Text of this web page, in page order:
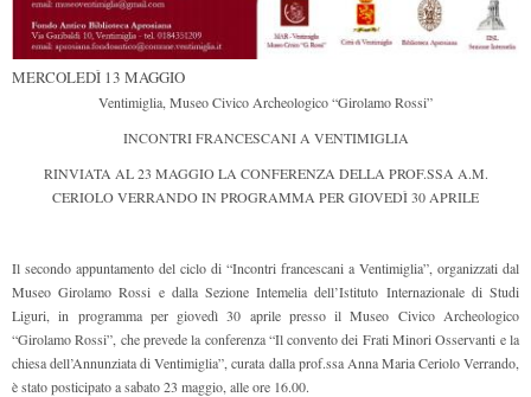
MERCOLEDÌ 13 MAGGIO
Ventimiglia, Museo Civico Archeologico “Girolamo Rossi”
INCONTRI FRANCESCANI A VENTIMIGLIA
RINVIATA AL 23 MAGGIO LA CONFERENZA DELLA PROF.SSA A.M.
CERIOLO VERRANDO IN PROGRAMMA PER GIOVEDÌ 30 APRILE
Il secondo appuntamento del ciclo di “Incontri francescani a Ventimiglia”, organizzati dal
Museo Girolamo Rossi e dalla Sezione Intemelia dell’Istituto Internazionale di Studi
Liguri, in programma per giovedì 30 aprile presso il Museo Civico Archeologico
“Girolamo Rossi”, che prevede la conferenza “Il convento dei Frati Minori Osservanti e la
chiesa dell’Annunziata di Ventimiglia”, curata dalla prof.ssa Anna Maria Ceriolo Verrando,
è stato posticipato a sabato 23 maggio, alle ore 16.00.